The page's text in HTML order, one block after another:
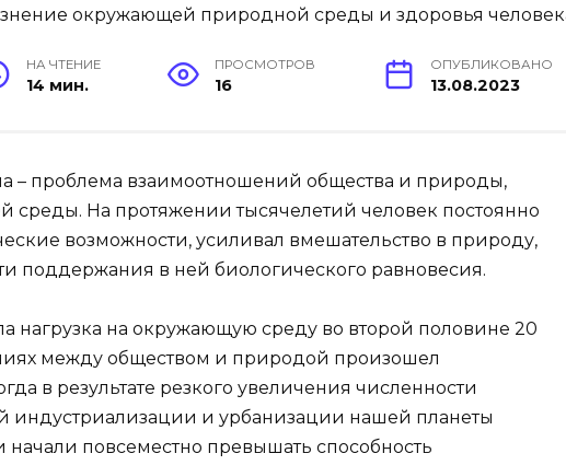
НА ЧТЕНИЕ
14 мин.
ПРОСМОТРОВ
16
ОПУБЛИКОВАНО
13.08.2023
– проблема взаимоотношений общества и природы,
среды. На протяжении тысячелетий человек постоянно
возможности, усиливал вмешательство в природу,
поддержания в ней биологического равновесия.
нагрузка на окружающую среду во второй половине 20
между обществом и природой произошел
в результате резкого увеличения численности
индустриализации и урбанизации нашей планеты
начали повсеместно превышать способность